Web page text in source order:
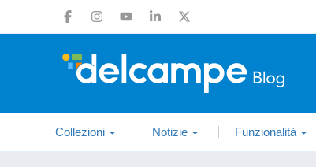
Collezioni Notizie Funzionalità